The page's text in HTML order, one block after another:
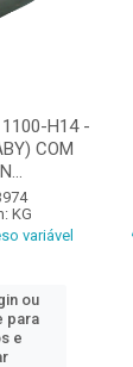
1100-H14 -
COM
KG
variável
ou
para
e